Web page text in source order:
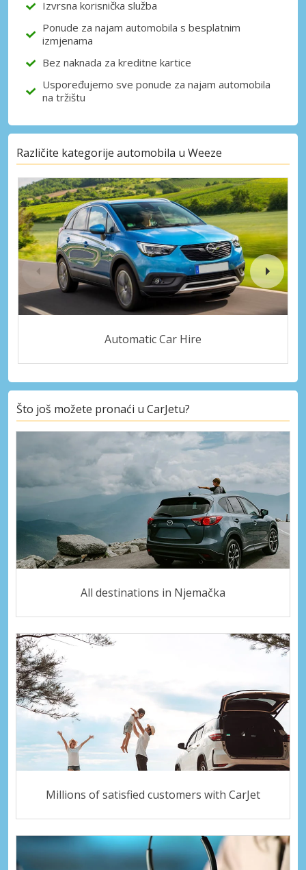
Izvrsna korisnička služba
Ponude za najam automobila s besplatnim
izmjenama
Bez naknada za kreditne kartice
Uspoređujemo sve ponude za najam automobila
na tržištu
Različite kategorije automobila u Weeze
Automatic Car Hire
Što još možete pronaći u CarJetu?
All destinations in Njemačka
Millions of satisfied customers with CarJet